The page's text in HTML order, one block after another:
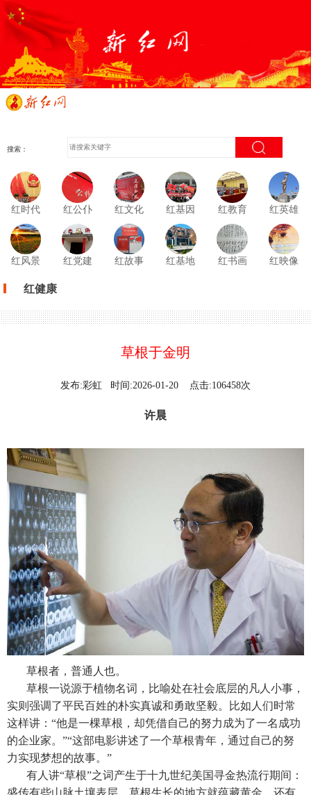
搜索：
红时代 红公仆 红文化 红基因 红教育 红英雄
红风景 红党建 红故事 红基地 红书画 红映像
红健康
草根于金明
发布:彩虹 时间:2026-01-20 点击:106458次
许晨
草根者，普通人也。
草根一说源于植物名词，比喻处在社会底层的凡人小事，
实则强调了平民百姓的朴实真诚和勇敢坚毅。比如人们时常
这样讲：“他是一棵草根，却凭借自己的努力成为了一名成功
的企业家。”“这部电影讲述了一个草根青年，通过自己的努
力实现梦想的故事。”
有人讲“草根”之词产生于十九世纪美国寻金热流行期间：